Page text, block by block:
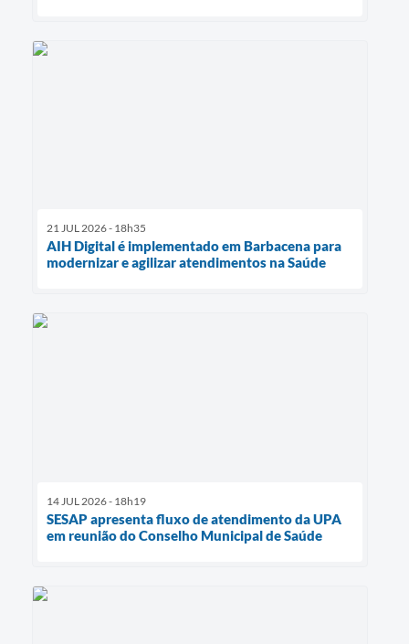
21 JUL 2026 - 18h35
AIH Digital é implementado em Barbacena para
modernizar e agilizar atendimentos na Saúde
14 JUL 2026 - 18h19
SESAP apresenta fluxo de atendimento da UPA
em reunião do Conselho Municipal de Saúde